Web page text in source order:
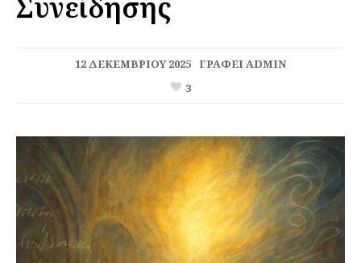
Συνείδησης
12 ΔΕΚΕΜΒΡΊΟΥ 2025 ΓΡΆΦΕΙADMIN
3